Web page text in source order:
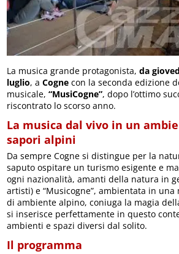
La musica grande protagonista,da
luglio, aCogne con la seconda edizione
musicale,“MusiCogne”, dopo l’ottimo
riscontrato lo scorso anno.
La musica dal vivo in un
sapori alpini
Da sempre Cogne si distingue per la
saputo ospitare un turismo esigente e
ogni nazionalità, amanti della natura in
artisti) e “Musicogne”, ambientata in
di ambiente alpino, coniuga la magia
si inserisce perfettamente in questo
ambienti e spazi diversi dal solito.
Il programma